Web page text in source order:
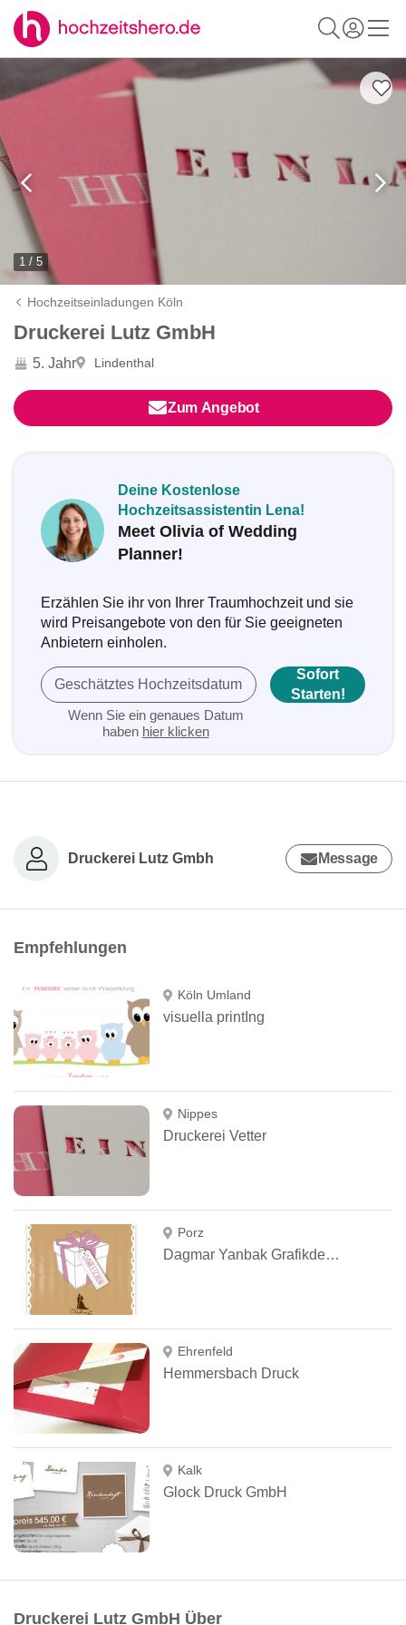
1 / 5
Hochzeitseinladungen Köln
Druckerei Lutz GmbH
5. Jahr Lindenthal
Zum Angebot
Deine Kostenlose
Hochzeitsassistentin Lena!
Meet Olivia of Wedding
Planner!
Erzählen Sie ihr von Ihrer Traumhochzeit und sie
wird Preisangebote von den für Sie geeigneten
Anbietern einholen.
Geschätztes Hochzeitsdatum
Wenn Sie ein genaues Datum
haben hier klicken
Sofort
Starten!
Druckerei Lutz Gmbh Message
Empfehlungen
Köln Umland
visuella printIng
Nippes
Druckerei Vetter
Porz
Dagmar Yanbak Grafikdesign
Ehrenfeld
Hemmersbach Druck
Kalk
Glock Druck GmbH
Druckerei Lutz GmbH Über